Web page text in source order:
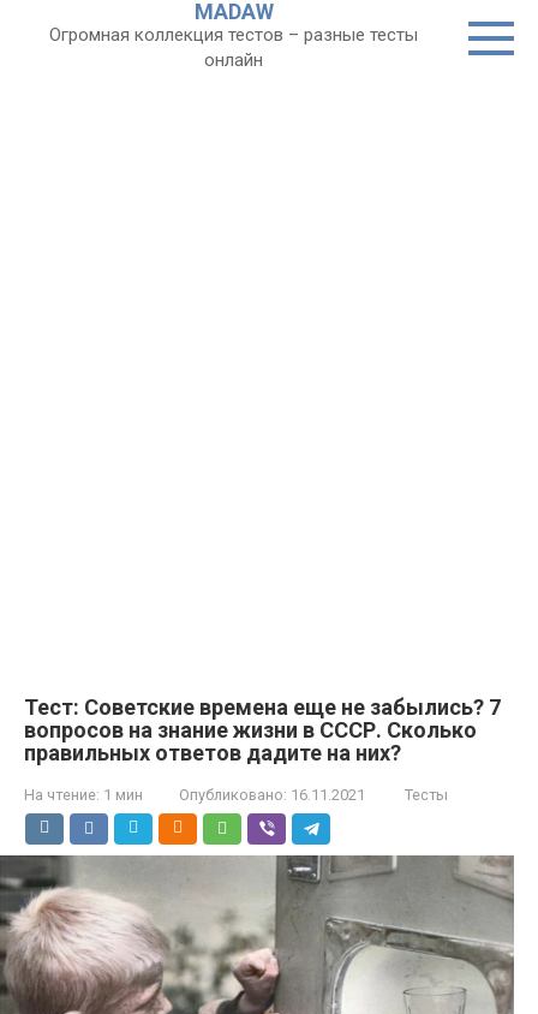
MADAW
Огромная коллекция тестов – разные тесты
онлайн
Тест: Советские времена еще не забылись? 7
вопросов на знание жизни в СССР. Сколько
правильных ответов дадите на них?
На чтение: 1 мин Опубликовано: 16.11.2021 Тесты